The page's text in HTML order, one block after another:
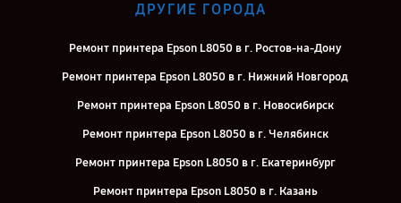
ДРУГИЕ ГОРОДА
Ремонт принтера Epson L8050 в г. Ростов-на-Дону
Ремонт принтера Epson L8050 в г. Нижний Новгород
Ремонт принтера Epson L8050 в г. Новосибирск
Ремонт принтера Epson L8050 в г. Челябинск
Ремонт принтера Epson L8050 в г. Екатеринбург
Ремонт принтера Epson L8050 в г. Казань